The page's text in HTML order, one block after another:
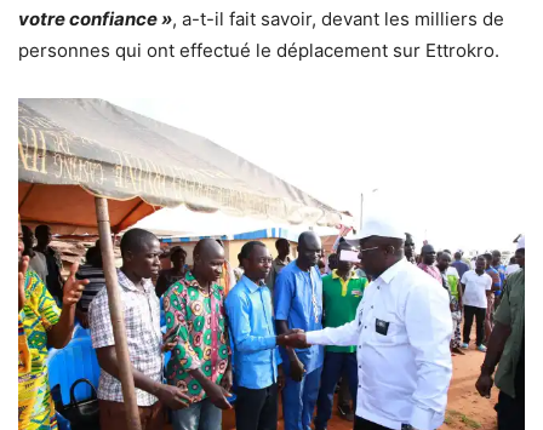
votre confiance », a-t-il fait savoir, devant les milliers de
personnes qui ont effectué le déplacement sur Ettrokro.